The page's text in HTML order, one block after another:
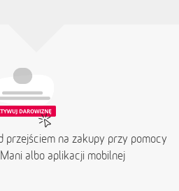
przejściem na zakupy przy pomocy
albo aplikacji mobilnej